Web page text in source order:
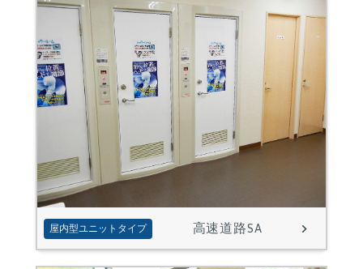
屋内型ユニットタイプ 高速道路SA